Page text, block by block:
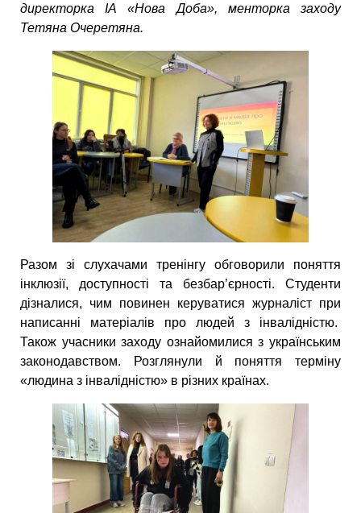
директорка ІА «Нова Доба», менторка заходу
Тетяна Очеретяна.
Разом зі слухачами тренінгу обговорили поняття
інклюзії, доступності та безбарʼєрності. Студенти
дізналися, чим повинен керуватися журналіст при
написанні матеріалів про людей з інвалідністю.
Також учасники заходу ознайомилися з українським
законодавством. Розглянули й поняття терміну
«людина з інвалідністю» в різних країнах.